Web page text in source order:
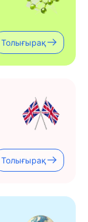
Толығырақ
Толығырақ